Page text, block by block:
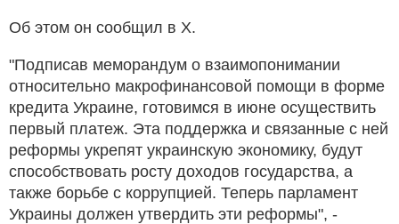
Об этом он сообщил в Х.
"Подписав меморандум о взаимопонимании
относительно макрофинансовой помощи в форме
кредита Украине, готовимся в июне осуществить
первый платеж. Эта поддержка и связанные с ней
реформы укрепят украинскую экономику, будут
способствовать росту доходов государства, а
также борьбе с коррупцией. Теперь парламент
Украины должен утвердить эти реформы", -